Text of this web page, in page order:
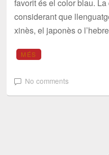
favorit és el color blau.
considerant que
xinès, el japonès o
MÉS
No comments